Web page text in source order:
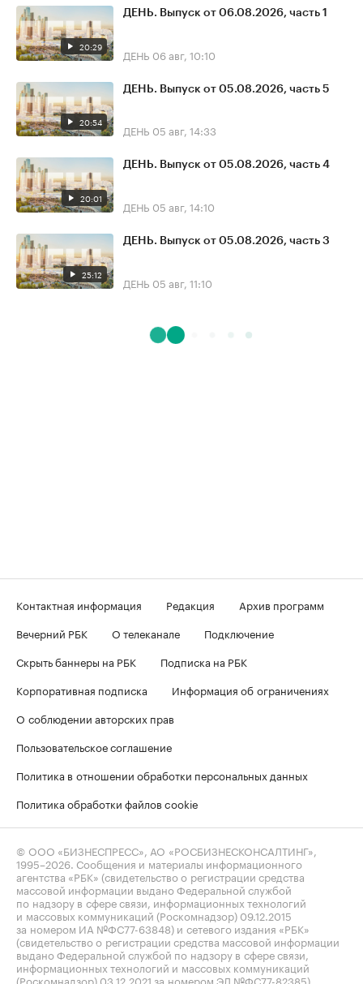
20:29
ДЕНЬ. Выпуск от 06.08.2026, часть 1
ДЕНЬ 06 авг, 10:10
20:54
ДЕНЬ. Выпуск от 05.08.2026, часть 5
ДЕНЬ 05 авг, 14:33
20:01
ДЕНЬ. Выпуск от 05.08.2026, часть 4
ДЕНЬ 05 авг, 14:10
25:12
ДЕНЬ. Выпуск от 05.08.2026, часть 3
ДЕНЬ 05 авг, 11:10
Контактная информация Редакция
Архив программ
Вечерний РБК
О телеканале
Подключение
Скрыть баннеры на РБК
Подписка на РБК
Корпоративная подписка
Информация об ограничениях
О соблюдении авторских прав
Пользовательское соглашение
Политика в отношении обработки персональных данных
Политика обработки файлов cookie
© ООО «БИЗНЕСПРЕСС», АО «РОСБИЗНЕСКОНСАЛТИНГ»,
1995–2026 . Сообщения и материалы информационного
агентства «РБК» (свидетельство о регистрации средства
массовой информации выдано Федеральной службой
по надзору в сфере связи, информационных технологий
и массовых коммуникаций (Роскомнадзор) 09.12.2015
за номером ИА №ФС77-63848) и сетевого издания «РБК»
(свидетельство о регистрации средства массовой информации
выдано Федеральной службой по надзору в сфере связи,
информационных технологий и массовых коммуникаций
(Роскомнадзор) 03.12.2021 за номером ЭЛ №ФС77-82385)